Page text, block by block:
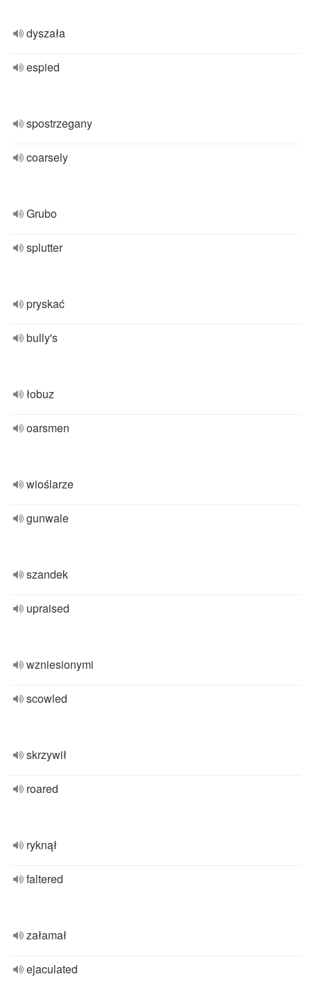
dyszała
espied
spostrzegany
coarsely
Grubo
splutter
pryskać
bully's
łobuz
oarsmen
wioślarze
gunwale
szandek
upraised
wzniesionymi
scowled
skrzywił
roared
ryknął
faltered
załamał
ejaculated